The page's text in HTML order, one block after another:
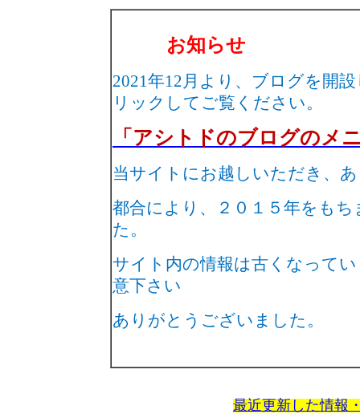
お知らせ
2021年12月より、ブログを開
リックしてご覧ください。
「アシトドのブログのメ
当サイトにお越しいただき、
都合により、２０１５年をも
た。
サイト内の情報は古くなって
意下さい
ありがとうございました。
最近更新した情報